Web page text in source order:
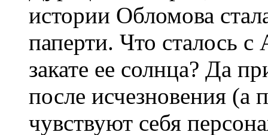
истории Обломова
паперти. Что сталось
закате ее солнца? Да
после исчезновения
чувствуют себя